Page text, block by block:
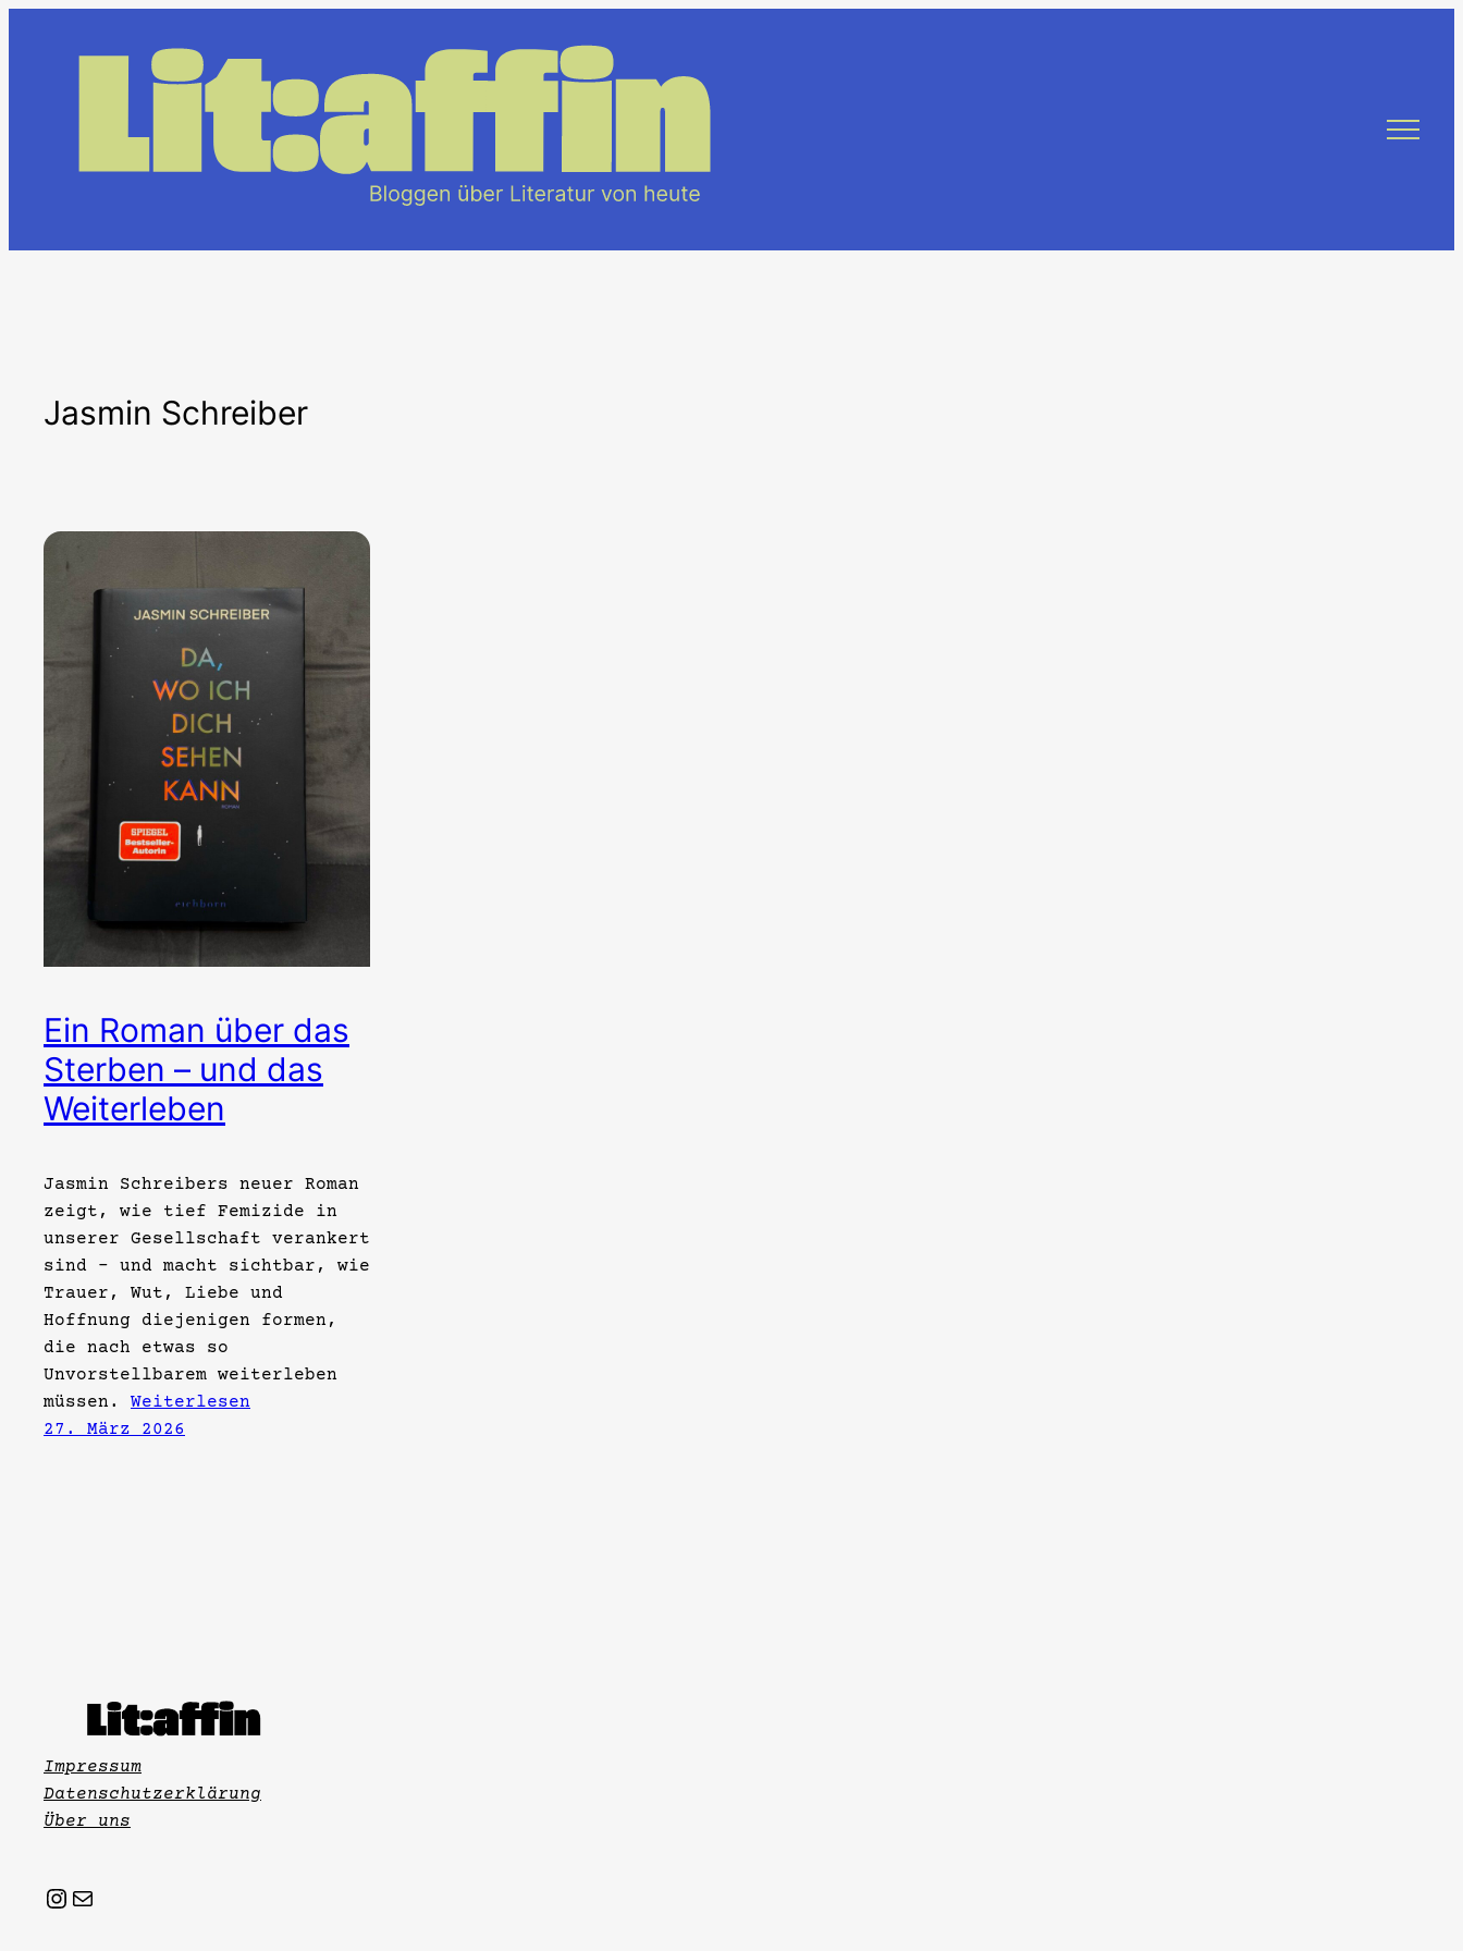
Jasmin Schreiber
Ein Roman über das
Sterben – und das
Weiterleben
Jasmin Schreibers neuer Roman
zeigt, wie tief Femizide in
unserer Gesellschaft verankert
sind – und macht sichtbar, wie
Trauer, Wut, Liebe und
Hoffnung diejenigen formen,
die nach etwas so
Unvorstellbarem weiterleben
müssen. Weiterlesen
27. März 2026
Impressum
Datenschutzerklärung
Über uns
Instagram
Mail